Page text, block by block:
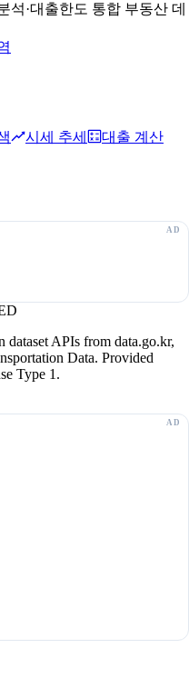
석·대출한도 통합 부동산 데
시세 추세
대출 계산
dataset APIs from data.go.kr,
Data. Provided
Type 1.